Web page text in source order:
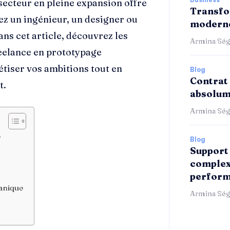
en pleine expansion offre
un ingénieur, un designer ou
cet article, découvrez les
en prototypage
vos ambitions tout en
Armina
Blog
Contrat
Armina
Blog
Armina